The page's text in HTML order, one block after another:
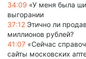
34:09 «У меня была
выгорании
37:12 Этично ли
миллионов рублей?
41:07 «Сейчас
сайты московских